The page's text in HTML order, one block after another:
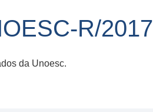
R/2017
da Unoesc.